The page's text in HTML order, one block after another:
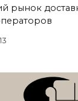
рынок